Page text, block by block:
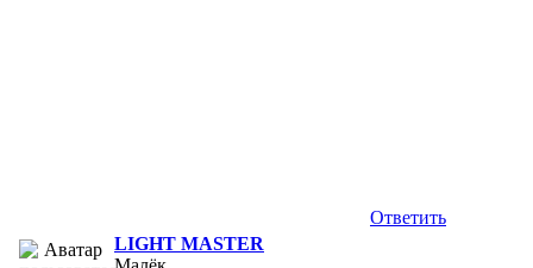
Ответить
LIGHT MASTER